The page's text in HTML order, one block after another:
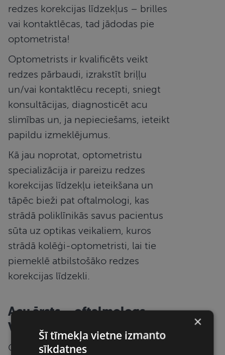
redzes korekcijas līdzekļus – brilles
vai kontaktlēcas, tad jādodas pie
optometrista!
Optometrists ir kvalificēts veikt
redzes pārbaudi, izrakstīt briļļu
un/vai kontaktlēcu recepti, sniegt
konsultācijas, diagnosticēt acu
slimības un, ja nepieciešams, ieteikt
papildu izmeklējumus.
Kā jau noprotat, optometristu
specializācija ir pareizu redzes
korekcijas līdzekļu ieteikšana un
tāpēc bieži pat oftalmologi, kas
strādā poliklīnikās savus pacientus
sūta uz optikas veikaliem, kuros
strādā kolēģi-optometristi, lai tie
piemeklē atbilstošāko redzes
korekcijas līdzekli.
Acu ārsts – oftalmologs
Valmierā
Oftalmologs ir acu ārsts, kura fokuss
×
Šī tīmekļa vietne izmanto
sīkdatnes